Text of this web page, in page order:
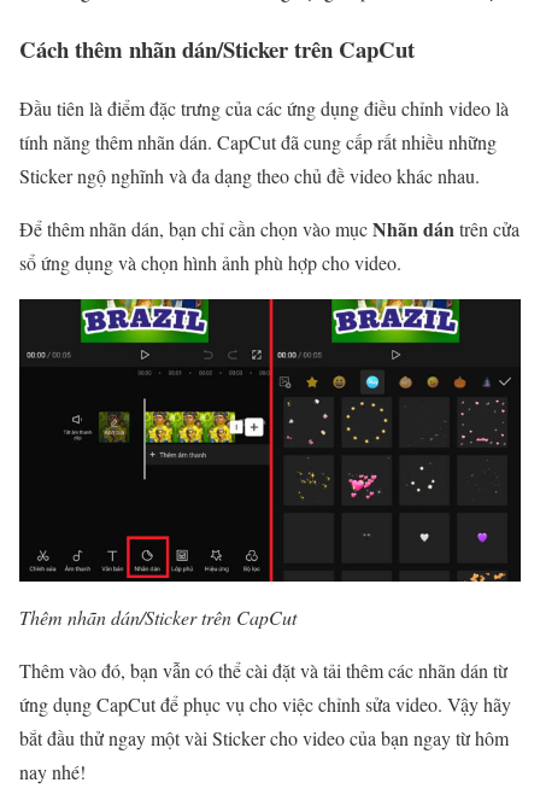
Cách thêm nhãn dán/Sticker trên CapCut
Đầu tiên là điểm đặc trưng của các ứng dụng điều chỉnh video là
tính năng thêm nhãn dán. CapCut đã cung cấp rất nhiều những
Sticker ngộ nghĩnh và đa dạng theo chủ đề video khác nhau.
Để thêm nhãn dán, bạn chỉ cần chọn vào mụcNhãn dántrên cửa
sổ ứng dụng và chọn hình ảnh phù hợp cho video.
Thêm nhãn dán/Sticker trên CapCut
Thêm vào đó, bạn vẫn có thể cài đặt và tải thêm các nhãn dán từ
ứng dụng CapCut để phục vụ cho việc chỉnh sửa video. Vậy hãy
bắt đầu thử ngay một vài Sticker cho video của bạn ngay từ hôm
nay nhé!